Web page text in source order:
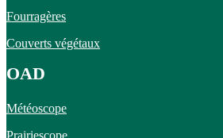
Fourragères
Couverts végétaux
OAD
Météoscope
Prairiescope